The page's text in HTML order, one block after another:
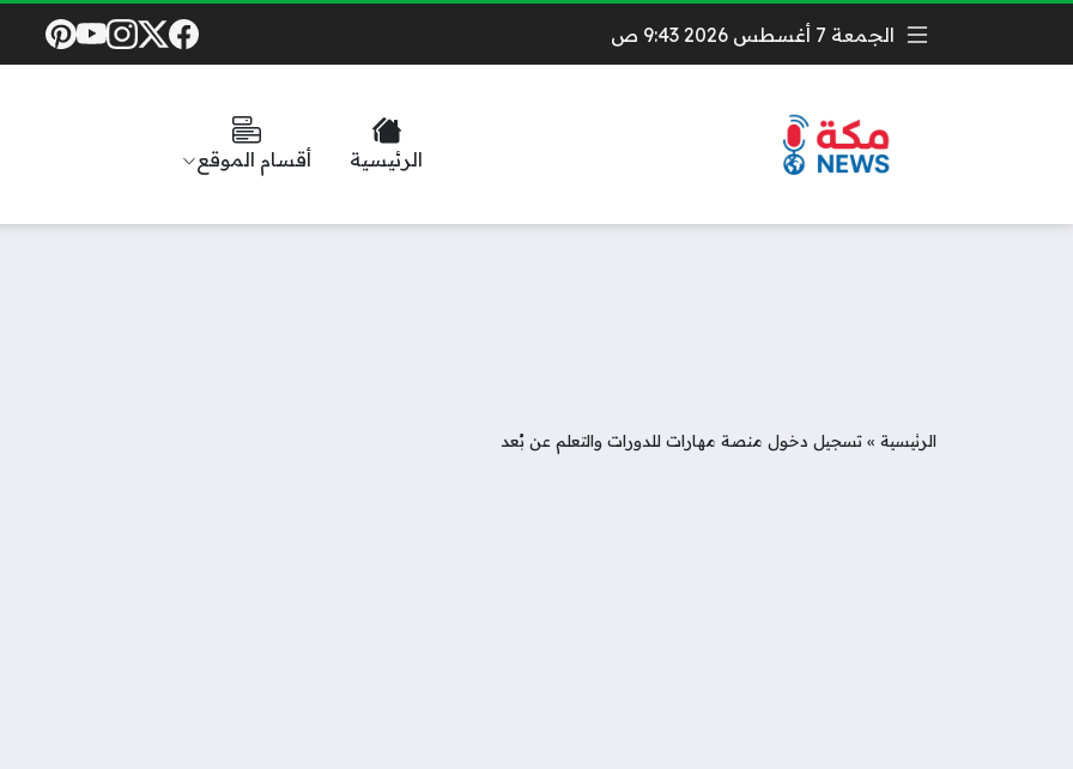
الجمعة 7 أغسطس 2026 9:44 ص
Social Links
الرئيسية أقسام الموقع
الرئيسية »تسجيل دخول منصة مهارات للدورات والتعلم عن بُعد